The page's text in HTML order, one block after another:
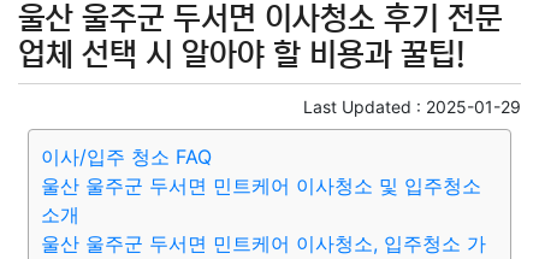
울산 울주군 두서면 이사청소 후기 전문
업체 선택 시 알아야 할 비용과 꿀팁!
Last Updated : 2025-01-29
이사/입주 청소 FAQ
울산 울주군 두서면 민트케어 이사청소 및 입주청소
소개
울산 울주군 두서면 민트케어 이사청소, 입주청소 가